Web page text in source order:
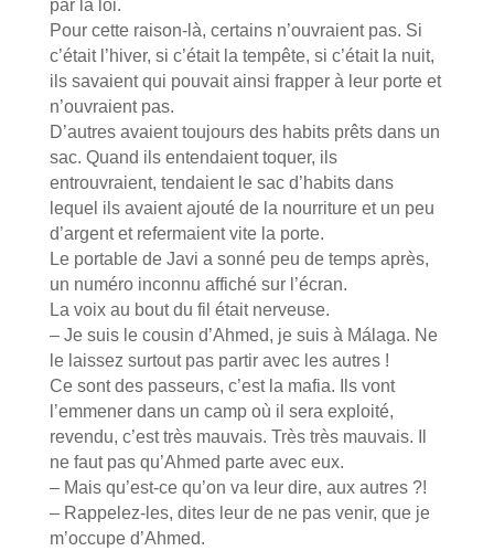
par la loi.
Pour cette raison-là, certains n’ouvraient pas. Si
c’était l’hiver, si c’était la tempête, si c’était la nuit,
ils savaient qui pouvait ainsi frapper à leur porte et
n’ouvraient pas.
D’autres avaient toujours des habits prêts dans un
sac. Quand ils entendaient toquer, ils
entrouvraient, tendaient le sac d’habits dans
lequel ils avaient ajouté de la nourriture et un peu
d’argent et refermaient vite la porte.
Le portable de Javi a sonné peu de temps après,
un numéro inconnu affiché sur l’écran.
La voix au bout du fil était nerveuse.
– Je suis le cousin d’Ahmed, je suis à Málaga. Ne
le laissez surtout pas partir avec les autres !
Ce sont des passeurs, c’est la mafia. Ils vont
l’emmener dans un camp où il sera exploité,
revendu, c’est très mauvais. Très très mauvais. Il
ne faut pas qu’Ahmed parte avec eux.
– Mais qu’est-ce qu’on va leur dire, aux autres ?!
– Rappelez-les, dites leur de ne pas venir, que je
m’occupe d’Ahmed.